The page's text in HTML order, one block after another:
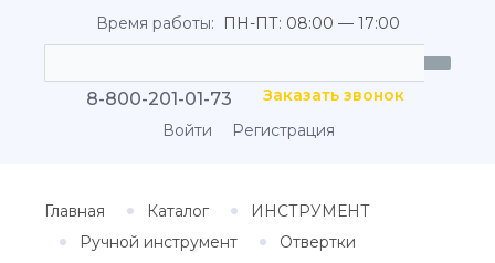
Время работы: ПН-ПТ: 08:00 — 17:00
8-800-201-01-73
Заказать звонок
Войти
Регистрация
Главная Каталог
ИНСТРУМЕНТ
Ручной инструмент
Отвертки